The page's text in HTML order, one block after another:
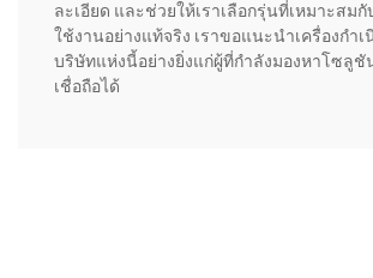
ละเอียด และช่วยให้เราเลือกรุ่นที่เหมาะสม
ใช้งานอย่างแท้จริง เราขอแนะนำเครื่องกำ
บริษัทแห่งนี้อย่างยิ่งแก่ผู้ที่กำลังมองหาโซลู
เชื่อถือได้